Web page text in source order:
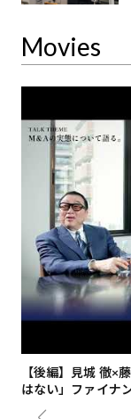
Movies
【後編】見城 徹×
はない」ファイナ